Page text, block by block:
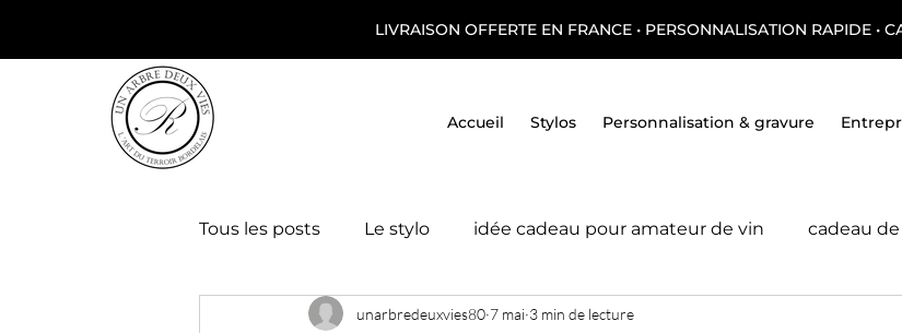
LIVRAISON OFFERTE EN FRANCE • PERSONNALISATION RAPIDE •
Accueil Stylos Personnalisation & gravure
Tous les posts Le stylo idée cadeau pour amateur de vin cadeau
idées cadeaux maître et maîtresse A l'atelier
unarbredeuxvies80 7 mai 3 min de lecture